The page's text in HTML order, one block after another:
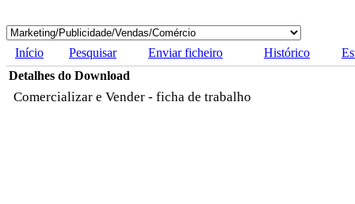
Início Pesquisar Enviar ficheiro Histórico
Detalhes do Download
Comercializar e Vender - ficha de trabalho